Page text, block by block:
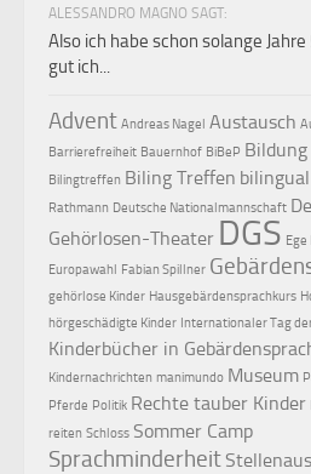
ALESSANDRO MAGNO SAGT:
Also ich habe schon solange
gut ich...
Advent Andreas Nagel Austausch
Barrierefreiheit Bauernhof BiBeP Bildung
Bilingtreffen Biling Treffen bilingual
Rathmann Deutsche Nationalmannschaft
Gehörlosen-Theater DGS Ege
Europawahl Fabian Spillner
gehörlose Kinder Hausgebärdensprachkurs
hörgeschädigte Kinder Internationaler Tag
Kinderbücher in
Kindernachrichten manimundo Museum
Pferde Politik Rechte tauber Kinder
reiten Schloss Sommer Camp
Sprachminderheit